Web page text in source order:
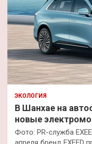
ЭКОЛОГИЯ
В Шанхае на
новые
Фото: PR-служба